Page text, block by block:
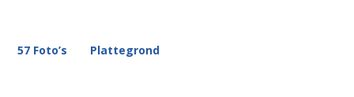
57 Foto’s Plattegrond